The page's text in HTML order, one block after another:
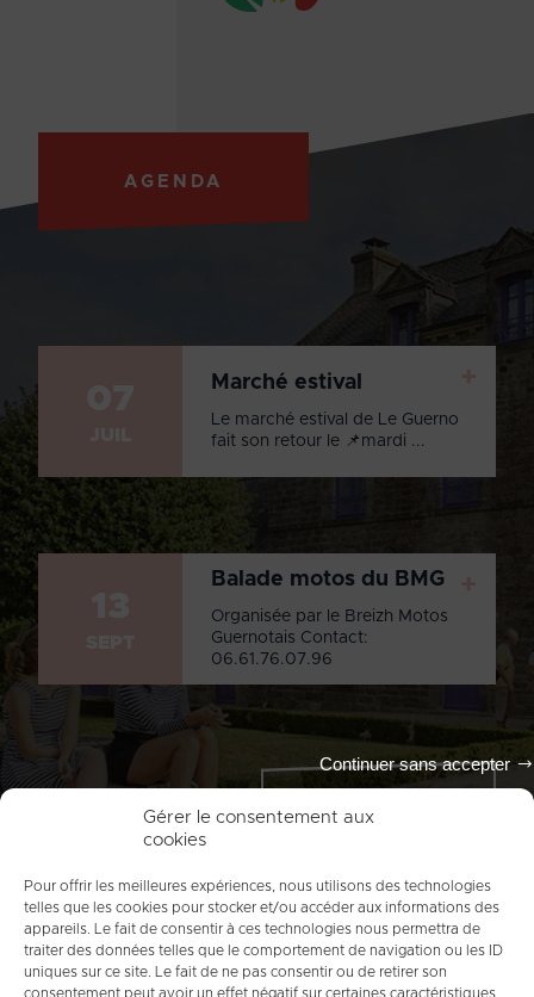
Gérer le consentement aux
cookies
Pour offrir les meilleures expériences, nous utilisons des technologies
telles que les cookies pour stocker et/ou accéder aux informations des
appareils. Le fait de consentir à ces technologies nous permettra de
traiter des données telles que le comportement de navigation ou les ID
uniques sur ce site. Le fait de ne pas consentir ou de retirer son
consentement peut avoir un effet négatif sur certaines caractéristiques
Continuer sans accepter
AGENDA
Marché estival
Le marché estival de Le Guerno
fait son retour le 📌mardi ...
Balade motos du BMG
Organisée par le Breizh Motos
Guernotais Contact:
06.61.76.07.96